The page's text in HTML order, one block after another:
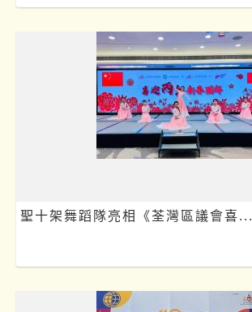
聖十架舞蹈隊亮相《荃灣區議會喜...